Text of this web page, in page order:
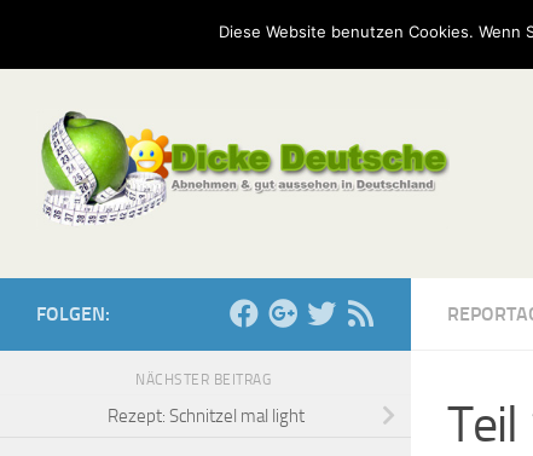
Kontakt Serien Umfragen
Teil
FOLGEN:
NÄCHSTER BEITRAG
Rezept: Schnitzel mal light
Diese Website benutzen Cookies.